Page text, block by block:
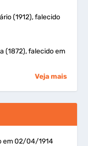
(1912), falecido
(1872), falecido em
Veja mais
em 02/04/1914